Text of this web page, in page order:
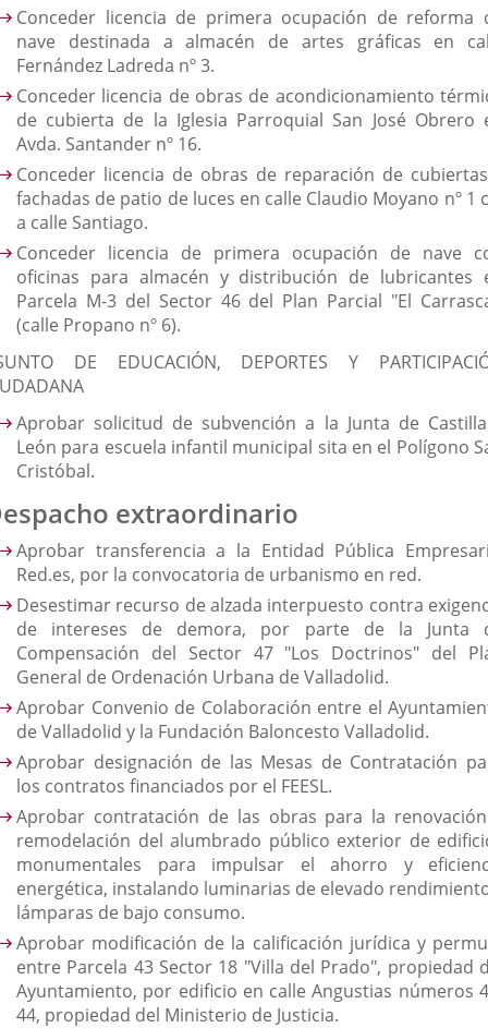
Conceder licencia de primera ocupación de reforma
nave destinada a almacén de artes gráficas en
Fernández Ladreda nº 3.
Conceder licencia de obras de acondicionamiento
de cubierta de la Iglesia Parroquial San José Obrero
Avda. Santander nº 16.
Conceder licencia de obras de reparación de
fachadas de patio de luces en calle Claudio Moyano nº 1
a calle Santiago.
Conceder licencia de primera ocupación de nave
oficinas para almacén y distribución de lubricantes
Parcela M-3 del Sector 46 del Plan Parcial "El
(calle Propano nº 6).
DE EDUCACIÓN, DEPORTES Y
Aprobar solicitud de subvención a la Junta de
León para escuela infantil municipal sita en el Polígono
Cristóbal.
extraordinario
Aprobar transferencia a la Entidad Pública
Red.es, por la convocatoria de urbanismo en red.
Desestimar recurso de alzada interpuesto contra
de intereses de demora, por parte de la Junta
Compensación del Sector 47 "Los Doctrinos" del
General de Ordenación Urbana de Valladolid.
Aprobar Convenio de Colaboración entre el
de Valladolid y la Fundación Baloncesto Valladolid.
Aprobar designación de las Mesas de Contratación
los contratos financiados por el FEESL.
Aprobar contratación de las obras para la
remodelación del alumbrado público exterior de
monumentales para impulsar el ahorro y
energética, instalando luminarias de elevado
lámparas de bajo consumo.
Aprobar modificación de la calificación jurídica y
entre Parcela 43 Sector 18 "Villa del Prado", propiedad
Ayuntamiento, por edificio en calle Angustias números
44, propiedad del Ministerio de Justicia.